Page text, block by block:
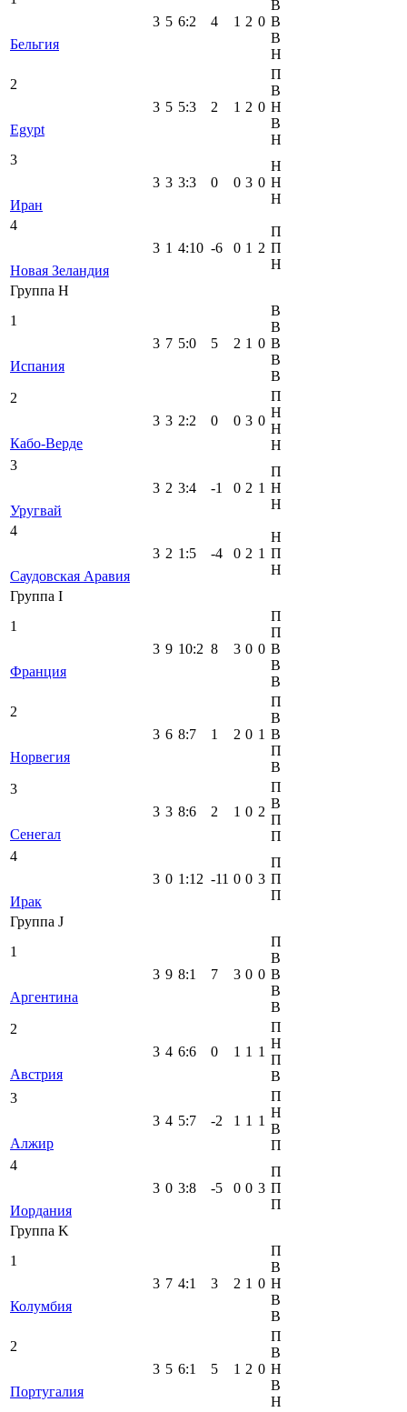
Бельгия
3 5 6:2 4 1 2 0
В
В
В
Н
2
Egypt
3 5 5:3 2 1 2 0
П
В
Н
В
Н
3
Иран
3 3 3:3 0 0 3 0
Н
Н
Н
4
Новая Зеландия
3 1 4:10 -6 0 1 2
П
П
Н
Группа H
1
Испания
3 7 5:0 5 2 1 0
В
В
В
В
В
2
Кабо-Верде
3 3 2:2 0 0 3 0
П
Н
Н
Н
3
Уругвай
3 2 3:4 -1 0 2 1
П
Н
Н
4
Саудовская Аравия
3 2 1 :5 -4 0 2 1
Н
П
Н
Группа I
1
Франция
3 9 10:2 8 3 0 0
П
П
В
В
В
2
Норвегия
3 6 8:7 1 2 0 1
П
В
В
П
В
3
Сенегал
3 3 8:6 2 1 0 2
П
В
П
П
4
Ирак
3 0 1 :12 -11 0 0 3
П
П
П
Группа J
1
Аргентина
3 9 8:1 7 3 0 0
П
В
В
В
В
2
Австрия
3 4 6:6 0 1 1 1
П
Н
П
В
3
Алжир
3 4 5:7 -2 1 1 1
П
Н
В
П
4
Иордания
3 0 3:8 -5 0 0 3
П
П
П
Группа K
1
Колумбия
3 7 4:1 3 2 1 0
П
В
Н
В
В
2
Португалия
3 5 6:1 5 1 2 0
П
В
Н
В
Н